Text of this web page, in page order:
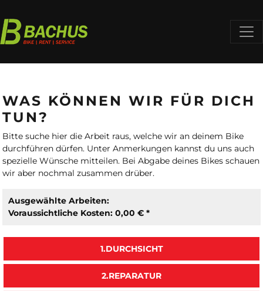
WAS KÖNNEN WIR FÜR DICH
TUN?
Bitte suche hier die Arbeit raus, welche wir an deinem Bike
durchführen dürfen. Unter Anmerkungen kannst du uns auch
spezielle Wünsche mitteilen. Bei Abgabe deines Bikes schauen
wir aber nochmal zusammen drüber.
Ausgewählte Arbeiten:
Voraussichtliche Kosten: 0,00 € *
1.DURCHSICHT
2.REPARATUR